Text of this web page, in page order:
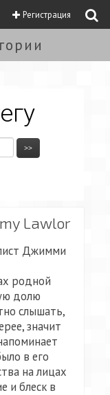
Регистрация
Lawlor
Джимми
родной
долю
слышать,
значит
в его
на лицах
и блеск в